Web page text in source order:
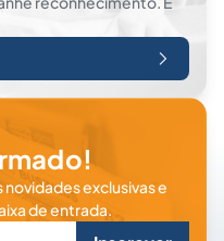
exclusivas e
de entrada.